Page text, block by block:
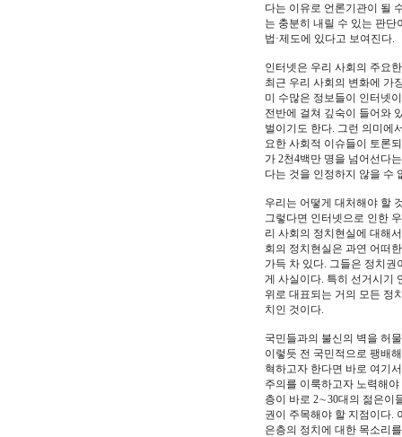
다는 이유로 언론기관이 될
는 충분히 내릴 수 있는 판
법·제도에 있다고 보여진다.
인터넷은 우리 사회의 주요
최근 우리 사회의 변화에 가
미 수많은 정보들이 인터넷
전반에 걸쳐 깊숙이 들어와
벌이기도 한다. 그런 의미에
요한 사회적 이슈들이 토론
가 2천4백만 명을 넘어선다
다는 것을 인정하지 않을 수
우리는 어떻게 대처해야 할
그렇다면 인터넷으로 인한
리 사회의 정치현실에 대해
회의 정치현실은 과연 어떠
가득 차 있다. 그들은 정치
게 사실이다. 특히 선거시기
위로 대표되는 거의 모든 정
치인 것이다.
국민들과의 불신의 벽을 허
이렇듯 전 국민적으로 팽배
혁하고자 한다면 바로 여기
주의를 이룩하고자 노력해
층이 바로 2∼30대의 젊은이
권이 주목해야 할 지점이다.
은층의 정치에 대한 목소리